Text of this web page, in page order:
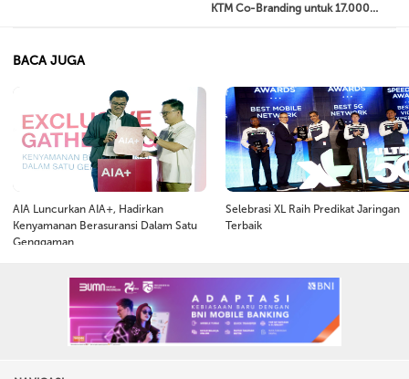
KTM Co-Branding untuk 17.000
BACA JUGA
AIA Luncurkan AIA+, Hadirkan
Kenyamanan Berasuransi Dalam Satu
Genggaman
Selebrasi XL Raih Predikat Jaringan
Terbaik